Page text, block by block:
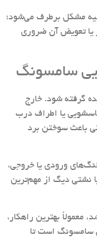
مشکل برطرف می‌شود؛
یا تعویض آن ضروری
سامسونگ
گرفته شود. خارج
یا اطراف درب
باعث سوختن برد
ورودی یا خروجی،
نشتی دیگ از مهم‌ترین
بهترین راهکار،
سامسونگ است تا